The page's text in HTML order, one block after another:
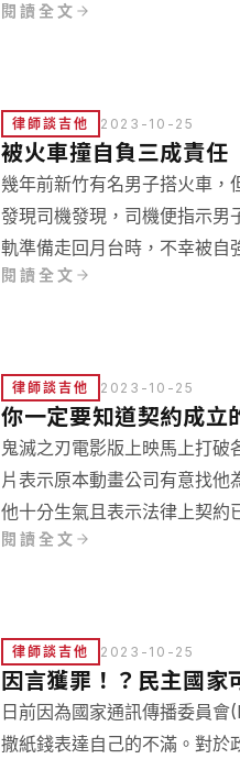
次為限。可以看得出來，修法
閱讀全文
律師談吉他 2023-10-25
被火車撞自負三成責任
幾年前新竹有名男子搭火車，
發現司機發現，司機便指示男
軌準備走回月台時，不幸被自
閱讀全文
律師談吉他 2023-10-25
你一定要知道契約成立
鬼滅之刃電影版上映馬上打
片表示原本動畫公司有意找
他十分生氣且表示法律上契約
閱讀全文
律師談吉他 2023-10-25
因言獲罪！？民主國家
日前因為國家通訊傳播委員
撒紙錢表達自己的不滿。對於